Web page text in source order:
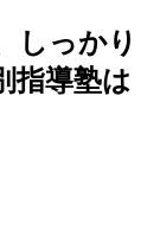
しっかり
指導塾は